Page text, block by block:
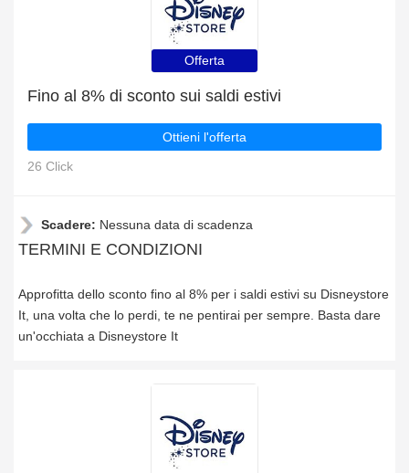
Offerta
Fino al 8% di sconto sui saldi estivi
Ottieni l'offerta
26 Click
Scadere: Nessuna data di scadenza
TERMINI E CONDIZIONI
Approfitta dello sconto fino al 8% per i saldi estivi su Disneystore
It, una volta che lo perdi, te ne pentirai per sempre. Basta dare
un'occhiata a Disneystore It